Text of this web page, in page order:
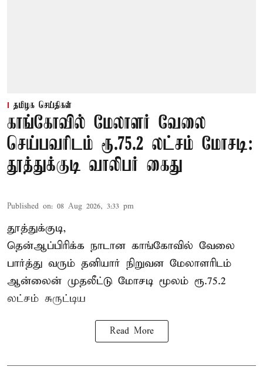
தமிழக செய்திகள்
காங்கோவில் மேலாளர் வேலை
செய்பவரிடம் ரூ.75.2 லட்சம் மோசடி:
தூத்துக்குடி வாலிபர் கைது
Published on: 08 Aug 2026, 3:33 pm
தூத்துக்குடி,
தென்ஆப்பிரிக்க நாடான காங்கோவில் வேலை
பார்த்து வரும் தனியார் நிறுவன மேலாளரிடம்
ஆன்லைன் முதலீட்டு மோசடி மூலம் ரூ.75.2
லட்சம் சுருட்டிய
Read More